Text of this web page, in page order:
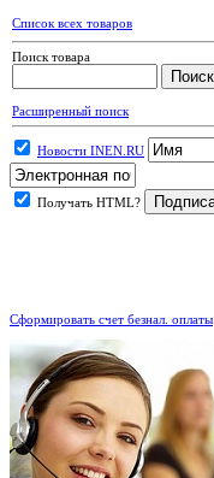
Список всех товаров
Поиск товара
Расширенный поиск
Новости INEN.RU
Получать HTML?
Сформировать счет безнал. оплаты